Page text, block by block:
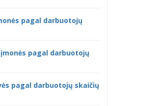
pagal darbuotojų
pagal darbuotojų
pagal darbuotojų skaičių